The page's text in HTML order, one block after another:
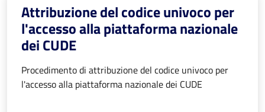
Attribuzione del codice univoco per
l'accesso alla piattaforma nazionale
dei CUDE
Procedimento di attribuzione del codice univoco per
l'accesso alla piattaforma nazionale dei CUDE